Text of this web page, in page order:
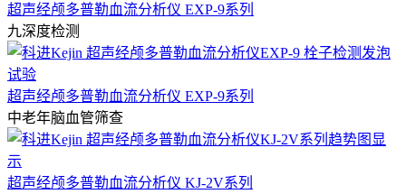
超声经颅多普勒血流分析仪 EXP-9系列
九深度检测
超声经颅多普勒血流分析仪 EXP-9系列
中老年脑血管筛查
超声经颅多普勒血流分析仪 KJ-2V系列